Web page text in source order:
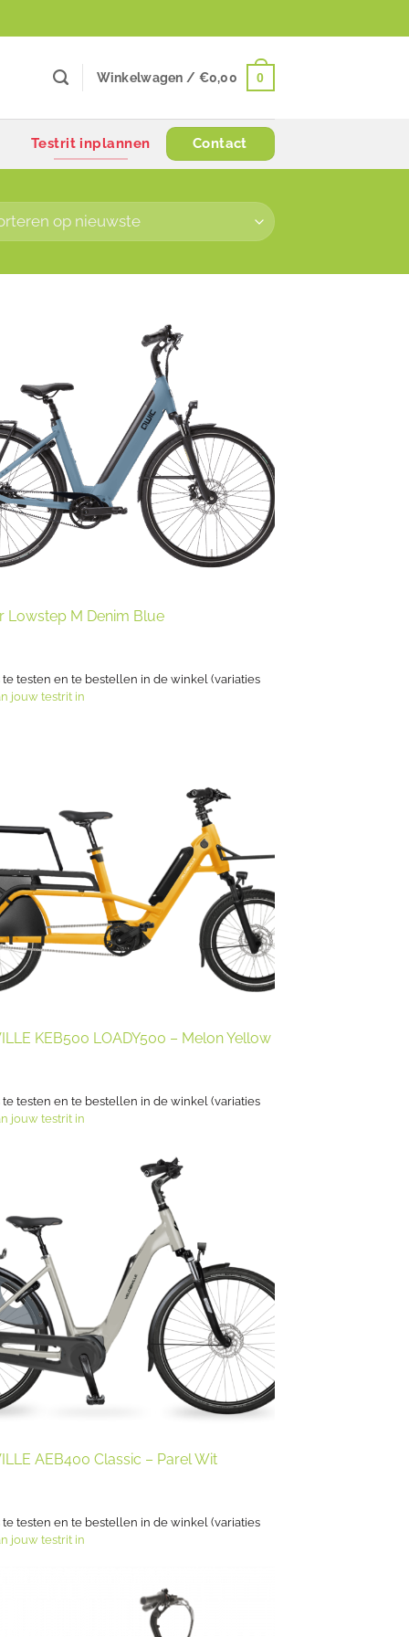
Winkelwagen / €0,00 0
Testrit inplannen Contact
Lowstep M Denim Blue
te testen en te bestellen in de winkel (variaties
jouw testrit in
KEB500 LOADY500 – Melon Yellow
te testen en te bestellen in de winkel (variaties
jouw testrit in
AEB400 Classic – Parel Wit
te testen en te bestellen in de winkel (variaties
jouw testrit in